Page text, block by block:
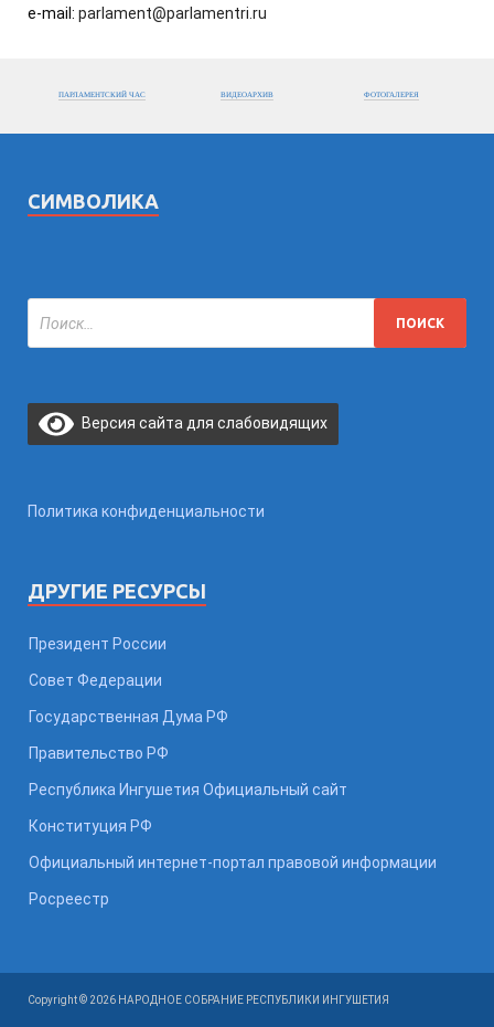
e-mail: parlament@parlamentri.ru
ПАРЛАМЕНТСКИЙ ЧАС ВИДЕОАРХИВ ФОТОГАЛЕРЕЯ
СИМВОЛИКА
Версия сайта для слабовидящих
Политика конфиденциальности
ДРУГИЕ РЕСУРСЫ
Президент России
Совет Федерации
Государственная Дума РФ
Правительство РФ
Республика Ингушетия Официальный сайт
Конституция РФ
Официальный интернет-портал правовой информации
Росреестр
Copyright © 2026 НАРОДНОЕ СОБРАНИЕ РЕСПУБЛИКИ ИНГУШЕТИЯ